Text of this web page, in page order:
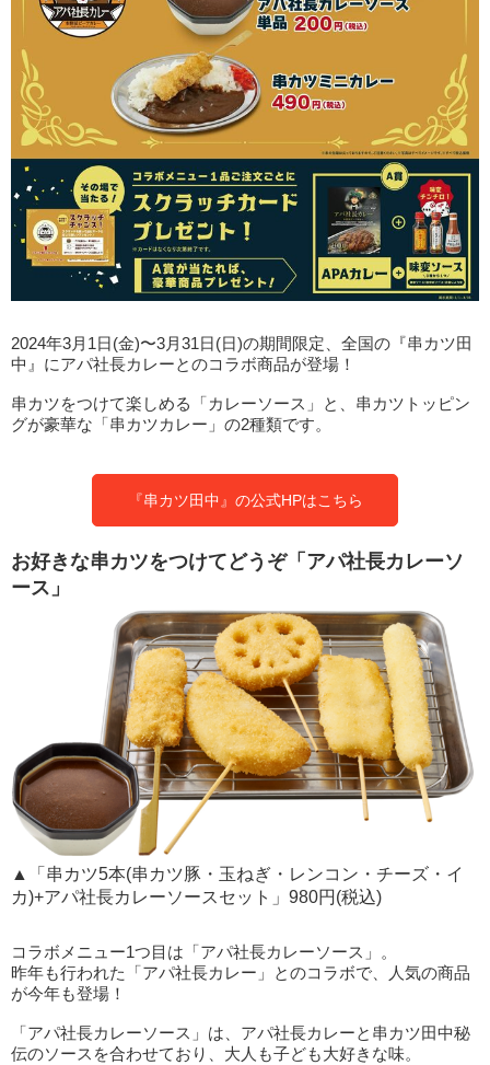
2024年3月1日(金)〜3月31日(日)の期間限定、全国の『串カツ田
中』にアパ社長カレーとのコラボ商品が登場！
串カツをつけて楽しめる「カレーソース」と、串カツトッピン
グが豪華な「串カツカレー」の2種類です。
『串カツ田中』の公式HPはこちら
お好きな串カツをつけてどうぞ「アパ社長カレーソ
ース」
▲「串カツ5本(串カツ豚・玉ねぎ・レンコン・チーズ・イ
カ)+アパ社長カレーソースセット」980円(税込)
コラボメニュー1つ目は「アパ社長カレーソース」。
昨年も行われた「アパ社長カレー」とのコラボで、人気の商品
が今年も登場！
「アパ社長カレーソース」は、アパ社長カレーと串カツ田中秘
伝のソースを合わせており、大人も子ども大好きな味。